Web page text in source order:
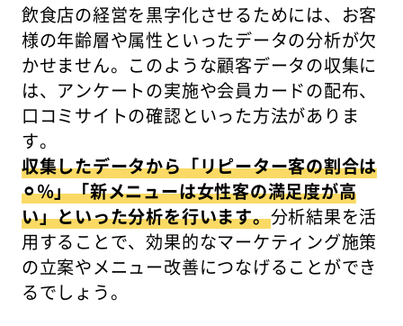
飲食店の経営を黒字化させるためには、お客
様の年齢層や属性といったデータの分析が欠
かせません。このような顧客データの収集に
は、アンケートの実施や会員カードの配布、
口コミサイトの確認といった方法がありま
す。
収集したデータから「リピーター客の割合は
⚪︎％」「新メニューは女性客の満足度が高
い」といった分析を行います。分析結果を活
用することで、効果的なマーケティング施策
の立案やメニュー改善につなげることができ
るでしょう。